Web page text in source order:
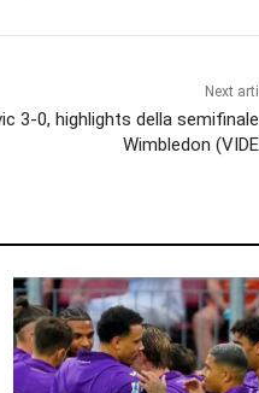
Next
3-0, highlights della
Wimbledon